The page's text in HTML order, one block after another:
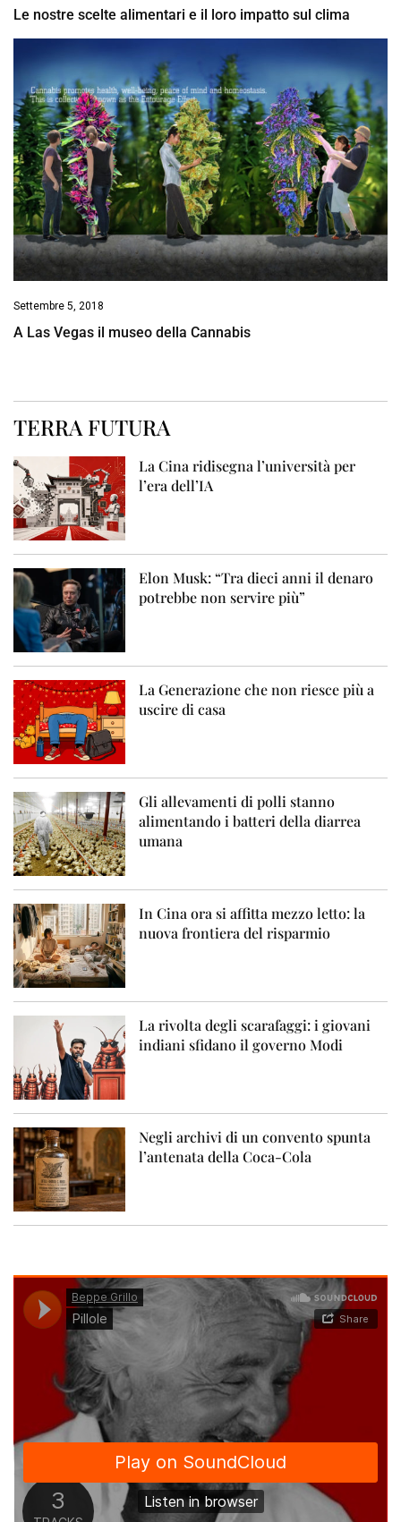
Le nostre scelte alimentari e il loro impatto sul clima
Settembre 5, 2018
A Las Vegas il museo della Cannabis
TERRA FUTURA
La Cina ridisegna l’università per
l’era dell’IA
Elon Musk: “Tra dieci anni il denaro
potrebbe non servire più”
La Generazione che non riesce più a
uscire di casa
Gli allevamenti di polli stanno
alimentando i batteri della diarrea
umana
In Cina ora si affitta mezzo letto: la
nuova frontiera del risparmio
La rivolta degli scarafaggi: i giovani
indiani sfidano il governo Modi
Negli archivi di un convento spunta
l’antenata della Coca-Cola